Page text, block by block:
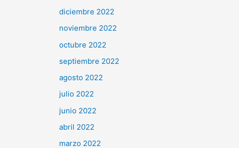
diciembre 2022
noviembre 2022
octubre 2022
septiembre 2022
agosto 2022
julio 2022
junio 2022
abril 2022
marzo 2022